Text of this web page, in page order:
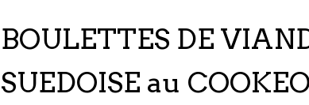
BOULETTES DE
SUEDOISE au